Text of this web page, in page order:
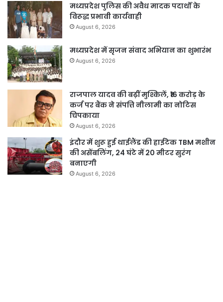
मध्यप्रदेश पुलिस की अवैध मादक पदार्थों के
विरूद्ध प्रभावी कार्यवाही
August 6, 2026
मध्यप्रदेश में सृजन संवाद अभियान का शुभारंभ
August 6, 2026
राजपाल यादव की बढ़ीं मुश्किलें, ₹16 करोड़ के
कर्ज पर बैंक ने संपत्ति नीलामी का नोटिस
चिपकाया
August 6, 2026
इंदौर में शुरू हुई थाईलैंड की हाईटेक TBM मशीन
की असेंबलिंग, 24 घंटे में 20 मीटर सुरंग
बनाएगी
August 6, 2026